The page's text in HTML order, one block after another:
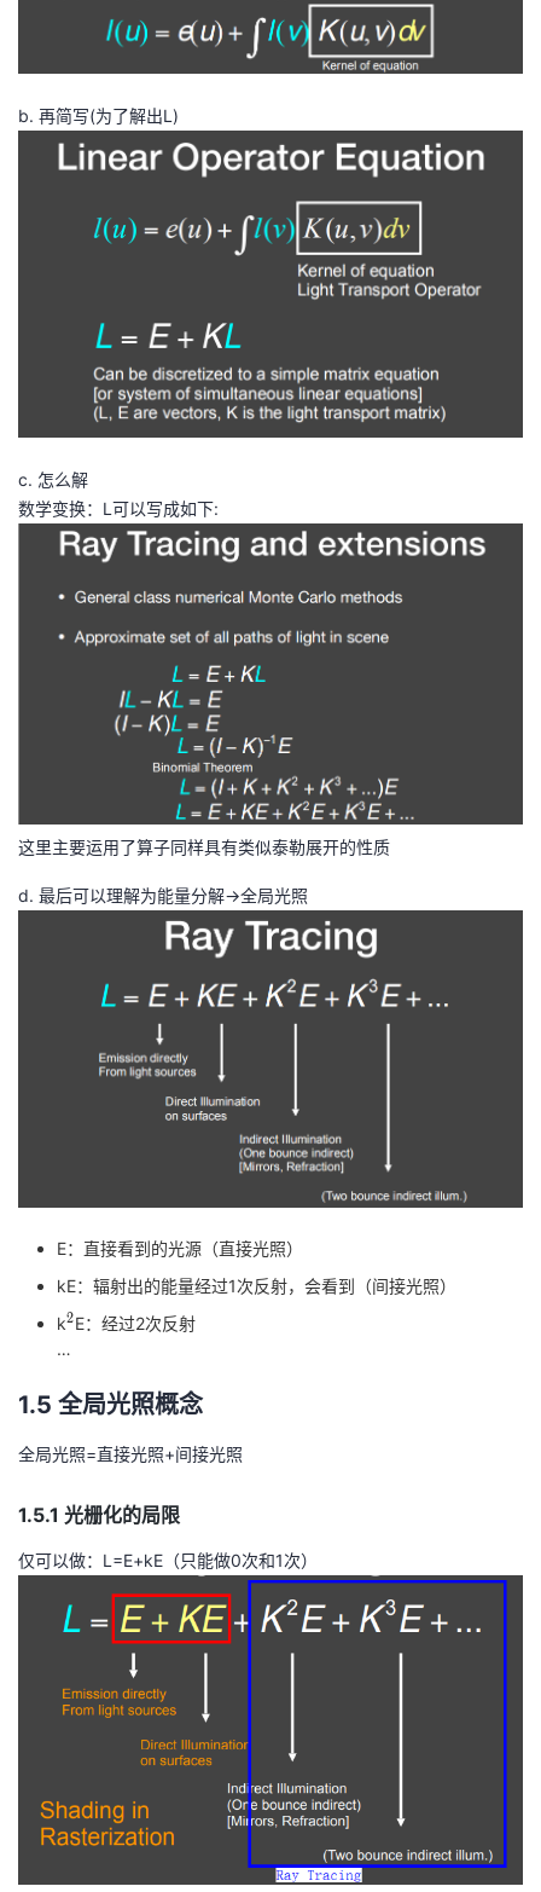
b. 再简写(为了解出L)
c. 怎么解
数学变换：L可以写成如下:
这里主要运用了算子同样具有类似泰勒展开的性质
d. 最后可以理解为能量分解->全局光照
E：直接看到的光源（直接光照）
kE：辐射出的能量经过1次反射，会看到（间接光照）
k^2
2E：经过2次反射
…
1.5 全局光照概念
全局光照=直接光照+间接光照
1.5.1 光栅化的局限
仅可以做：L=E+kE（只能做0次和1次）